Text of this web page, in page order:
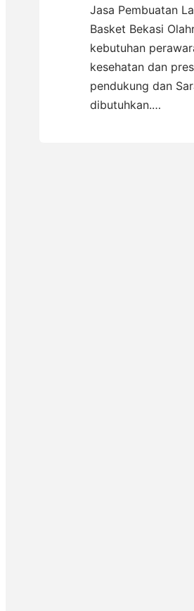
Jasa Pembuatan
Basket Bekasi
kebutuhan
kesehatan dan
pendukung dan
dibutuhkan.…